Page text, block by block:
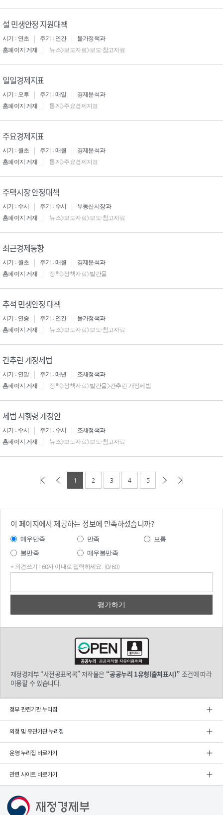
설 민생안정 지원대책
시기 : 연초 주기 : 연간
물가정책과
홈페이지 게재
뉴스>보도자료>보도·참고자료
일일경제지표
시기 : 오후 주기 : 매일
경제분석과
홈페이지 게재
통계>주요경제지표
주요경제지표
시기 : 월초 주기 : 매월
경제분석과
홈페이지 게재
통계>주요경제지표
주택시장 안정대책
시기 : 수시 주기 : 수시
부동산시장과
홈페이지 게재
뉴스>보도자료>보도·참고자료
최근경제동향
시기 : 월초 주기 : 매월
경제분석과
홈페이지 게재
정책>정책자료>발간물
추석 민생안정 대책
시기 : 연중 주기 : 연간
물가정책과
홈페이지 게재
뉴스>보도자료>보도·참고자료
간추린 개정세법
시기 : 연말 주기 : 매년
조세정책과
홈페이지 게재
정책>정책자료>발간물>간추린 개정세법
세법 시행령 개정안
시기 : 수시 주기 : 수시
조세정책과
홈페이지 게재
뉴스>보도자료>보도·참고자료
1 2 3 4 5
이 페이지에서 제공하는 정보에 만족하셨습니까?
매우만족 만족
보통
불만족
매우불만족
* 의견쓰기 : 60자 이내로 입력하세요. (0/60)
재정경제부 “사전공표목록” 저작물은 “공공누리 1유형(출처표시)” 조건에 따라
이용할 수 있습니다.
정부 관련기관 누리집
외청 및 유관기관 누리집
운영 누리집 바로가기
관련 사이트 바로가기